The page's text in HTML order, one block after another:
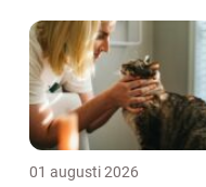
01 augusti 2026